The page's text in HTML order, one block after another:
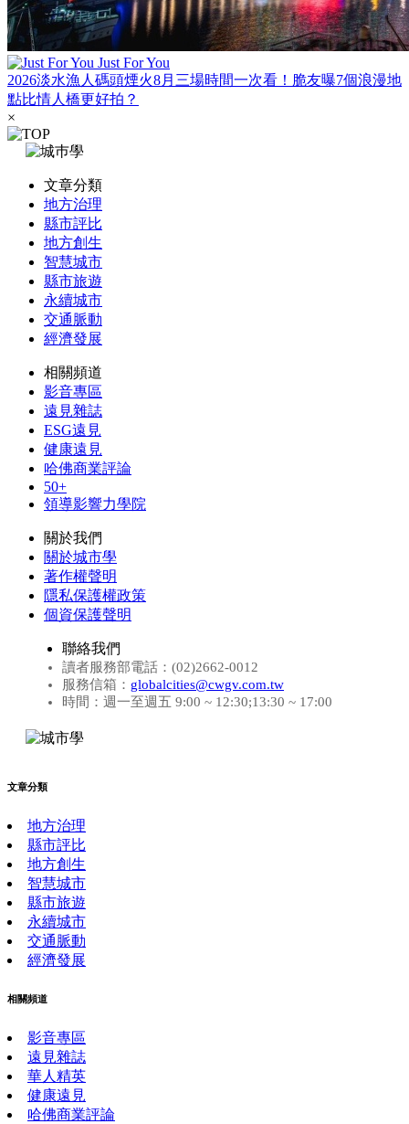
Just For You
2026淡水漁人碼頭煙火8月三場時間一次看！脆友曝7個浪漫地
點比情人橋更好拍？
×
文章分類
地方治理
縣市評比
地方創生
智慧城市
縣市旅遊
永續城市
交通脈動
經濟發展
相關頻道
影音專區
遠見雜誌
ESG遠見
健康遠見
哈佛商業評論
50+
領導影響力學院
關於我們
關於城市學
著作權聲明
隱私保護權政策
個資保護聲明
聯絡我們
讀者服務部電話：(02)2662-0012
服務信箱： globalcities@cwgv.com.tw
時間：週一至週五 9:00 ~ 12:30;13:30 ~ 17:00
文章分類
地方治理
縣市評比
地方創生
智慧城市
縣市旅遊
永續城市
交通脈動
經濟發展
相關頻道
影音專區
遠見雜誌
華人精英
健康遠見
哈佛商業評論